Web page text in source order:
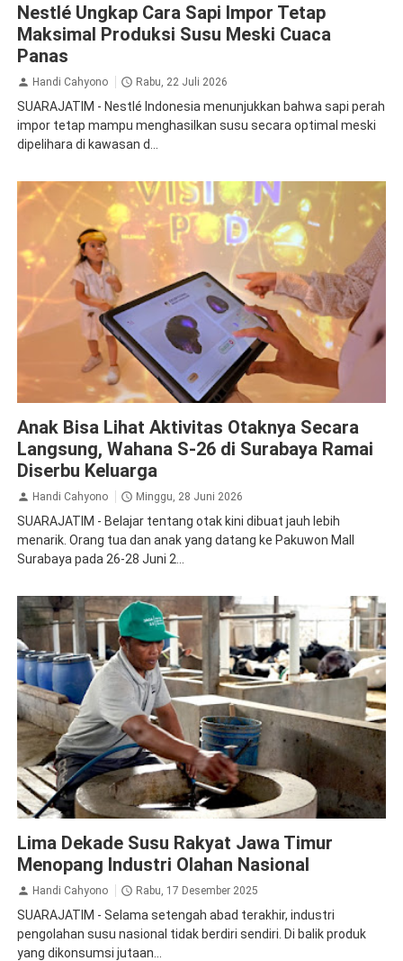
Nestlé Ungkap Cara Sapi Impor Tetap
Maksimal Produksi Susu Meski Cuaca
Panas
Handi Cahyono Rabu, 22 Juli 2026
SUARAJATIM - Nestlé Indonesia menunjukkan bahwa sapi perah
impor tetap mampu menghasilkan susu secara optimal meski
dipelihara di kawasan d...
Anak Bisa Lihat Aktivitas Otaknya Secara
Langsung, Wahana S-26 di Surabaya Ramai
Diserbu Keluarga
Handi Cahyono Minggu, 28 Juni 2026
SUARAJATIM - Belajar tentang otak kini dibuat jauh lebih
menarik. Orang tua dan anak yang datang ke Pakuwon Mall
Surabaya pada 26-28 Juni 2...
Lima Dekade Susu Rakyat Jawa Timur
Menopang Industri Olahan Nasional
Handi Cahyono Rabu, 17 Desember 2025
SUARAJATIM - Selama setengah abad terakhir, industri
pengolahan susu nasional tidak berdiri sendiri. Di balik produk
yang dikonsumsi jutaan...